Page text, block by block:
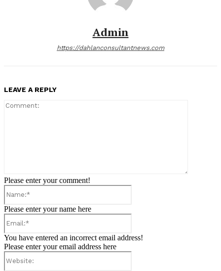
Admin
https://dahlanconsultantnews.com
LEAVE A REPLY
Please enter your comment!
Please enter your name here
You have entered an incorrect email address!
Please enter your email address here